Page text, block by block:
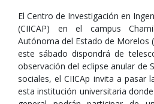
El Centro de Investigación en
(CIICAP) en el campus
Autónoma del Estado de Morelos
este sábado dispondrá de
observación del eclipse anular de
sociales, el CIICAp invita a pasar
esta institución universitaria